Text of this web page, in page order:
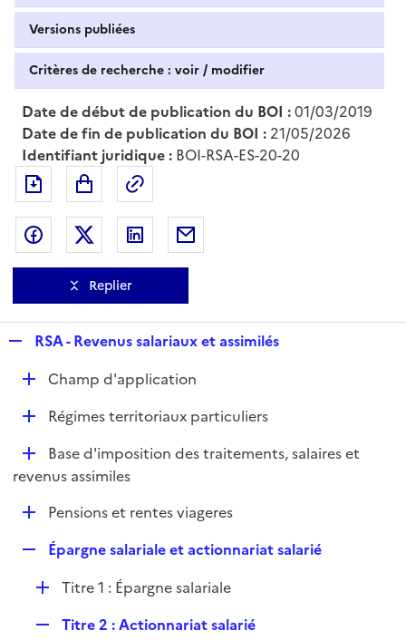
Versions publiées
Critères de recherche : voir / modifier
Date de début de publication du BOI :01/03/2019
Date de fin de publication du BOI : 21/05/2026
Identifiant juridique : BOI-RSA-ES-20-20
Exporter le document au format pdf
Partager sur Facebook
Partager sur Twitter
Partager sur LinkedIn
Replier
p
l
i
e
r
RSA - Revenus salariaux et assimilés
D
e
Champ d'application
D
l
Régimes territoriaux particuliers
D
é
r
Base d'imposition des traitements, salaires et
revenus assimiles
D
l
i
e
Pensions et rentes viageres
p
Épargne salariale et actionnariat salarié
DTitre 1 : Épargne salariale
Titre 2 : Actionnariat salarié